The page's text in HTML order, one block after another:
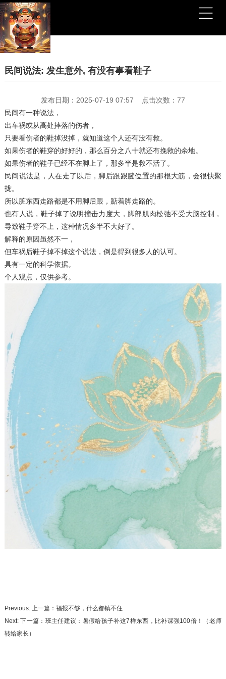
民间说法: 发生意外, 有没有事看鞋子
发布日期：2025-07-19 07:57 点击次数：77
民间有一种说法，
出车祸或从高处摔落的伤者，
只要看伤者的鞋掉没掉，就知道这个人还有没有救。
如果伤者的鞋穿的好好的，那么百分之八十就还有挽救的余地。
如果伤者的鞋子已经不在脚上了，那多半是救不活了。
民间说法是，人在走了以后，脚后跟跟腱位置的那根大筋，会很快聚
拢。
所以脏东西走路都是不用脚后跟，踮着脚走路的。
也有人说，鞋子掉了说明撞击力度大，脚部肌肉松弛不受大脑控制，
导致鞋子穿不上，这种情况多半不大好了。
解释的原因虽然不一，
但车祸后鞋子掉不掉这个说法，倒是得到很多人的认可。
具有一定的科学依据。
个人观点，仅供参考。
Previous: 上一篇： 福报不够，什么都镇不住
Next: 下一篇： 班主任建议：暑假给孩子补这7样东西，比补课强100倍！（老师
转给家长）